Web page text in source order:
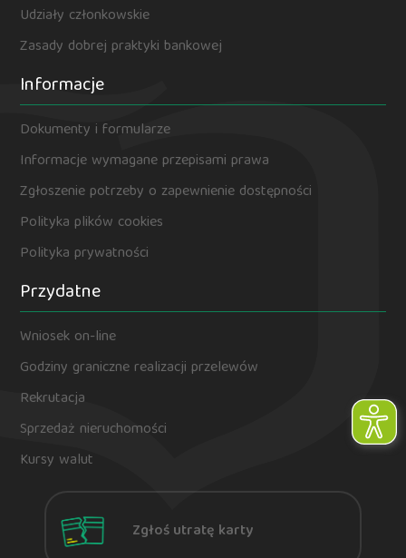
Udziały członkowskie
Zasady dobrej praktyki bankowej
Informacje
Dokumenty i formularze
Informacje wymagane przepisami prawa
Zgłoszenie potrzeby o zapewnienie dostępności
Polityka plików cookies
Polityka prywatności
Przydatne
Wniosek on-line
Godziny graniczne realizacji przelewów
Rekrutacja
Sprzedaż nieruchomości
Kursy walut
Zgłoś utratę karty